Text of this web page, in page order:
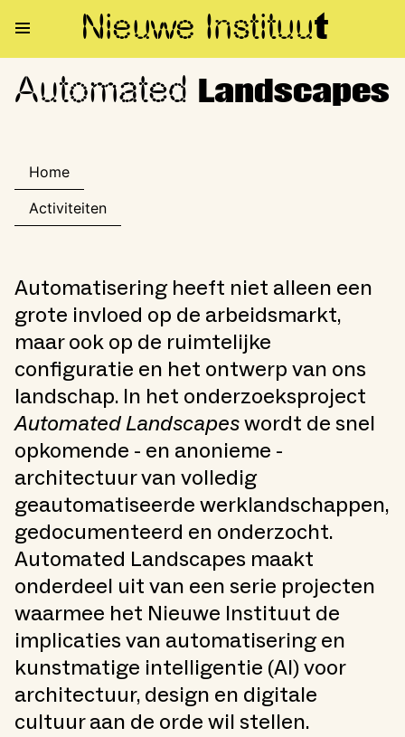
Nieuwe Instituut
Automated Landscapes
Automated Landscapes
Home
Activiteiten
Automatisering heeft niet alleen een
grote invloed op de arbeidsmarkt,
maar ook op de ruimtelijke
configuratie en het ontwerp van ons
landschap. In het onderzoeksproject
Automated Landscapeswordt de snel
opkomende - en anonieme -
architectuur van volledig
geautomatiseerde werklandschappen,
gedocumenteerd en onderzocht.
Automated Landscapes maakt
onderdeel uit van een serie projecten
waarmee het Nieuwe Instituut de
implicaties van automatisering en
kunstmatige intelligentie (AI) voor
architectuur, design en digitale
cultuur aan de orde wil stellen.